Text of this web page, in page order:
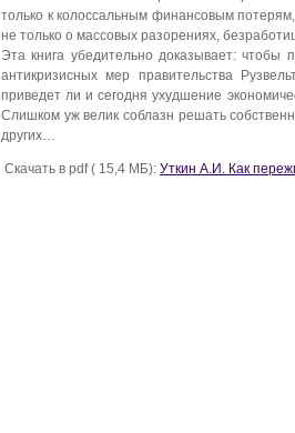
только к колоссальным финансовым
не только о массовых разорениях,
Эта книга убедительно доказывает: чтобы
антикризисных мер правительства
приведет ли и сегодня ухудшение
Слишком уж велик соблазн решать
других…
Скачать в pdf ( 15,4 МБ): Уткин А.И. Как